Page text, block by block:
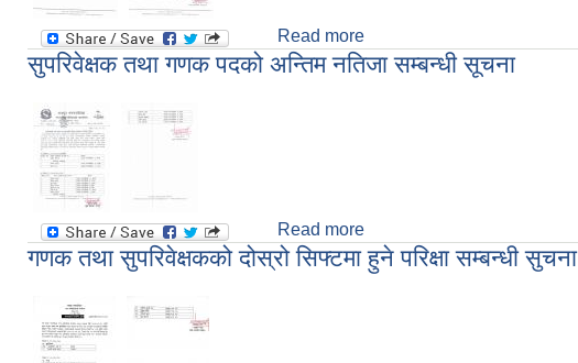
Read more
सुपरिवेक्षक तथा गणक पदको अन्तिम नतिजा सम्बन्धी सूचना
Read more
गणक तथा सुपरिवेक्षकको दोस्रो सिफ्टमा हुने परिक्षा सम्बन्धी सुचना